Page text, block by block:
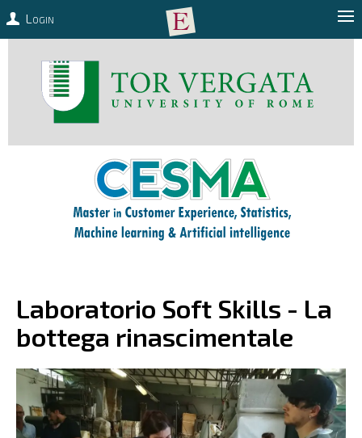
Login
Laboratorio Soft Skills - La
bottega rinascimentale